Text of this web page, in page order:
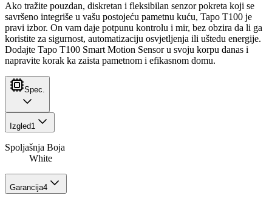
Ako tražite pouzdan, diskretan i fleksibilan senzor pokreta koji se
savršeno integriše u vašu postojeću pametnu kuću, Tapo T100 je
pravi izbor. On vam daje potpunu kontrolu i mir, bez obzira da li ga
koristite za sigurnost, automatizaciju osvjetljenja ili uštedu energije.
Dodajte Tapo T100 Smart Motion Sensor u svoju korpu danas i
napravite korak ka zaista pametnom i efikasnom domu.
Spec.
Izgled1
Spoljašnja Boja
White
Garancija4